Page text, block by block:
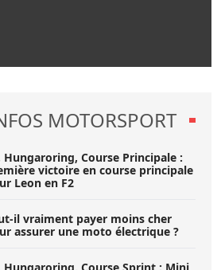
MOTORSPORT
Hungaroring, Course Principale :
victoire en course principale
Leon en F2
il vraiment payer moins cher
assurer une moto électrique ?